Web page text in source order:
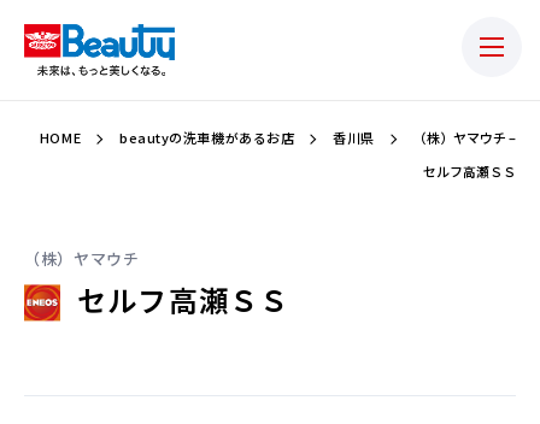
HOME beautyの洗車機があるお店 香川県
（株）ヤマウチ –
セルフ高瀬ＳＳ
（株）ヤマウチ
セルフ高瀬ＳＳ